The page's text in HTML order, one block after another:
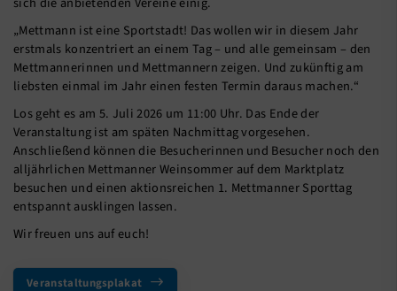
„Mettmann ist eine Sportstadt! Das wollen wir in diesem Jahr
erstmals konzentriert an einem Tag – und alle gemeinsam – den
Mettmannerinnen und Mettmannern zeigen. Und zukünftig am
liebsten einmal im Jahr einen festen Termin daraus machen.“
Los geht es am 5. Juli 2026 um 11:00 Uhr. Das Ende der
Veranstaltung ist am späten Nachmittag vorgesehen.
Anschließend können die Besucherinnen und Besucher noch den
alljährlichen Mettmanner Weinsommer auf dem Marktplatz
besuchen und einen aktionsreichen 1. Mettmanner Sporttag
entspannt ausklingen lassen.
Wir freuen uns auf euch!
Veranstaltungsplakat